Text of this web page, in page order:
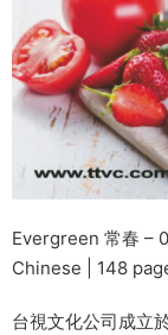
Evergreen 常春 –
Chinese | 148
台視文化公司成立